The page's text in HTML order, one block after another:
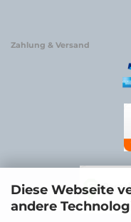
Diese Webseite
andere
Zahlung & Versand